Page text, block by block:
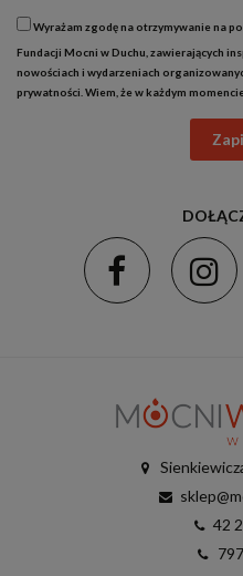
Wyrażam zgodę na otrzymywanie na
Fundacji Mocni w Duchu, zawierających
nowościach i wydarzeniach
prywatności . Wiem, że w każdym
42